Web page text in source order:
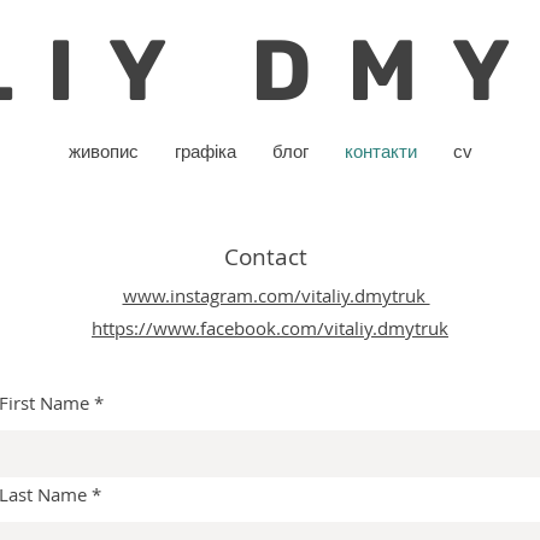
живопис графіка блог контакти cv
Contact
www.instagram.com/vitaliy.dmytruk
https://www.facebook.com/vitaliy.dmytruk
First Name
Last Name